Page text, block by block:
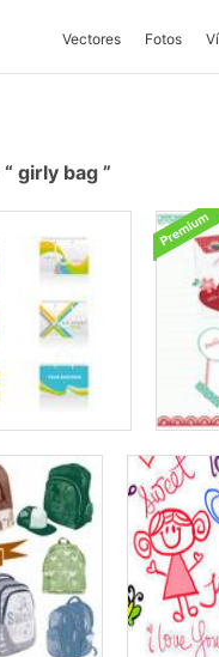
Vectores Fotos
girly bag